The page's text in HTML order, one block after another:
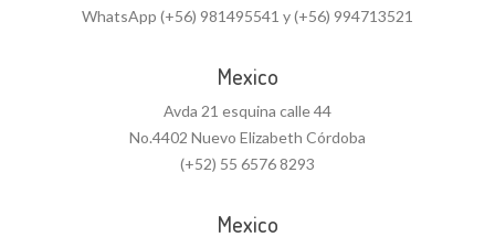
WhatsApp (+56) 981495541 y (+56) 994713521
Mexico
Avda 21 esquina calle 44
No.4402 Nuevo Elizabeth Córdoba
(+52) 55 6576 8293
Mexico